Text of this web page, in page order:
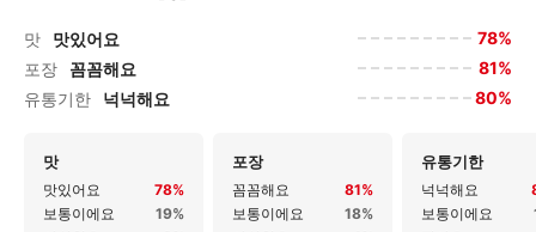
맛 맛있어요
78%
포장
꼼꼼해요
81%
유통기한
넉넉해요 80%
맛
맛있어요
78%
보통이에요
19%
포장
꼼꼼해요
81%
보통이에요
18%
유통기한
넉넉해요
보통이에요